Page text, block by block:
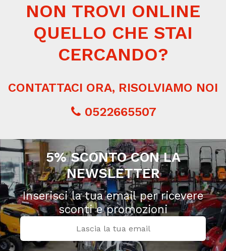
NON TROVI ONLINE
QUELLO CHE STAI
CERCANDO?
CONTATTACI ORA, RISOLVIAMO NOI
0522665507
5% SCONTO CON LA
NEWSLETTER
Inserisci la tua email per ricevere
sconti e promozioni